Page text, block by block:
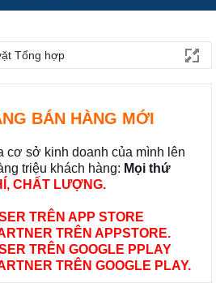
Tổng hợp
BÁN HÀNG MỚI
cơ sở kinh doanh của mình lên
triệu khách hàng: Mọi thứ
CHẤT LƯỢNG.
TRÊN APP STORE
TRÊN APPSTORE.
TRÊN GOOGLE PPLAY
TRÊN GOOGLE PLAY.